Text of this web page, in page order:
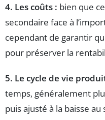
4. Les coûts : bien que
secondaire face à
cependant de garantir
pour préserver la
5. Le cycle de vie
temps, généralement
puis ajusté à la baisse